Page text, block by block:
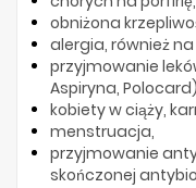
obniżona
alergia, również
przyjmowanie
Aspiryna,
kobiety w ciąży,
menstruacja,
przyjmowanie
skończonej